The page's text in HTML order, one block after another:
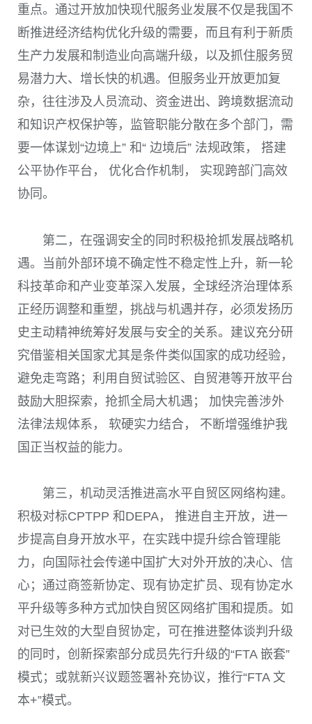
重点。通过开放加快现代服务业发展不仅是我国不
断推进经济结构优化升级的需要，而且有利于新质
生产力发展和制造业向高端升级，以及抓住服务贸
易潜力大、增长快的机遇。但服务业开放更加复
杂，往往涉及人员流动、资金进出、跨境数据流动
和知识产权保护等，监管职能分散在多个部门，需
要一体谋划“边境上” 和“ 边境后” 法规政策， 搭建
公平协作平台， 优化合作机制， 实现跨部门高效
协同。
第二，在强调安全的同时积极抢抓发展战略机
遇。当前外部环境不确定性不稳定性上升，新一轮
科技革命和产业变革深入发展，全球经济治理体系
正经历调整和重塑，挑战与机遇并存，必须发扬历
史主动精神统筹好发展与安全的关系。建议充分研
究借鉴相关国家尤其是条件类似国家的成功经验，
避免走弯路；利用自贸试验区、自贸港等开放平台
鼓励大胆探索，抢抓全局大机遇； 加快完善涉外
法律法规体系， 软硬实力结合， 不断增强维护我
国正当权益的能力。
第三，机动灵活推进高水平自贸区网络构建。
积极对标CPTPP 和DEPA， 推进自主开放，进一
步提高自身开放水平，在实践中提升综合管理能
力，向国际社会传递中国扩大对外开放的决心、信
心；通过商签新协定、现有协定扩员、现有协定水
平升级等多种方式加快自贸区网络扩围和提质。如
对已生效的大型自贸协定，可在推进整体谈判升级
的同时，创新探索部分成员先行升级的“FTA 嵌套”
模式；或就新兴议题签署补充协议，推行“FTA 文
本+”模式。